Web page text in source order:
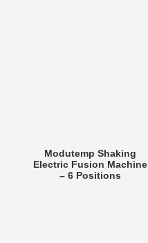
Modutemp Shaking
Electric Fusion Machine
– 6 Positions